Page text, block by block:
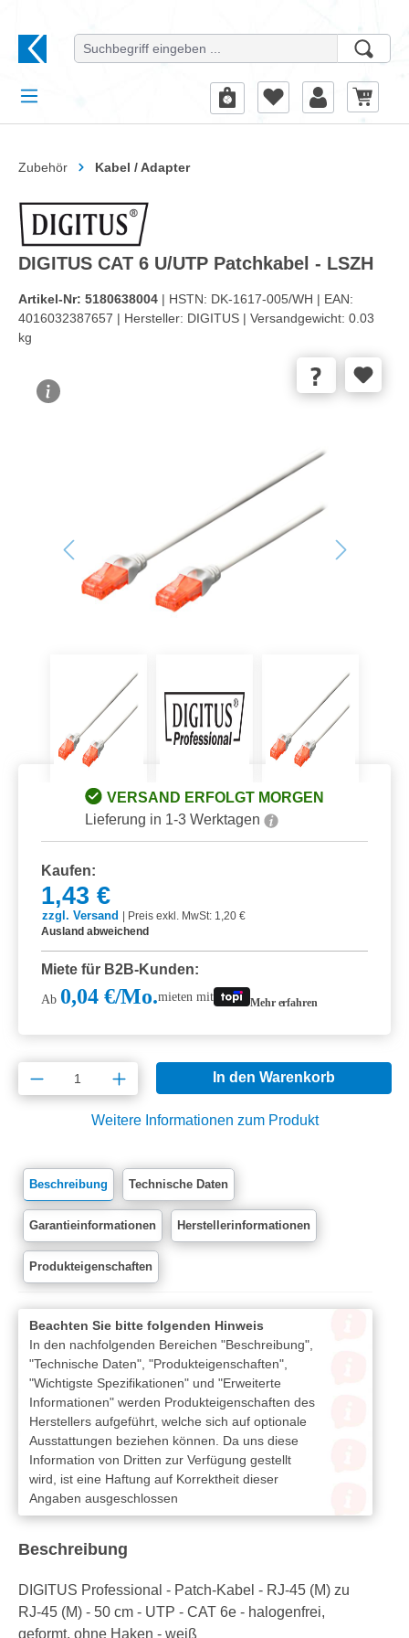
Zubehör Kabel / Adapter
DIGITUS CAT 6 U/UTP Patchkabel - LSZH
Artikel-Nr: 5180638004 | HSTN: DK-1617-005/WH | EAN:
4016032387657 | Hersteller: DIGITUS | Versandgewicht: 0.03
kg
VERSAND ERFOLGT MORGEN
Lieferung in 1-3 Werktagen
Kaufen:
1,43 €
zzgl. Versand
Preis exkl. MwSt: 1,20 €
Ausland abweichend
Miete für B2B-Kunden:
Ab 0,04 €/Mo.mieten mit Mehr erfahren
Produkt Anzahl: Gib den gewünschten
In den Warenkorb
Weitere Informationen zum Produkt
Beschreibung Technische Daten
Garantieinformationen Herstellerinformationen
Produkteigenschaften
Beachten Sie bitte folgenden Hinweis
In den nachfolgenden Bereichen "Beschreibung",
"Technische Daten", "Produkteigenschaften",
"Wichtigste Spezifikationen" und "Erweiterte
Informationen" werden Produkteigenschaften des
Herstellers aufgeführt, welche sich auf optionale
Ausstattungen beziehen können. Da uns diese
Information von Dritten zur Verfügung gestellt
wird, ist eine Haftung auf Korrektheit dieser
Angaben ausgeschlossen
Beschreibung
DIGITUS Professional - Patch-Kabel - RJ-45 (M) zu
RJ-45 (M) - 50 cm - UTP - CAT 6e - halogenfrei,
geformt, ohne Haken - weiß